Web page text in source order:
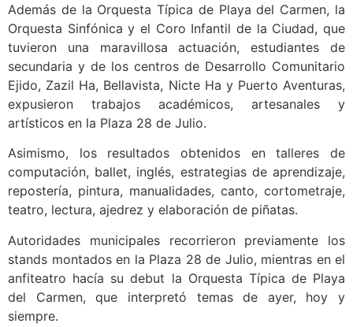
Además de la Orquesta Típica de Playa del Carmen, la
Orquesta Sinfónica y el Coro Infantil de la Ciudad, que
tuvieron una maravillosa actuación, estudiantes de
secundaria y de los centros de Desarrollo Comunitario
Ejido, Zazil Ha, Bellavista, Nicte Ha y Puerto Aventuras,
expusieron trabajos académicos, artesanales y
artísticos en la Plaza 28 de Julio.
Asimismo, los resultados obtenidos en talleres de
computación, ballet, inglés, estrategias de aprendizaje,
repostería, pintura, manualidades, canto, cortometraje,
teatro, lectura, ajedrez y elaboración de piñatas.
Autoridades municipales recorrieron previamente los
stands montados en la Plaza 28 de Julio, mientras en el
anfiteatro hacía su debut la Orquesta Típica de Playa
del Carmen, que interpretó temas de ayer, hoy y
siempre.